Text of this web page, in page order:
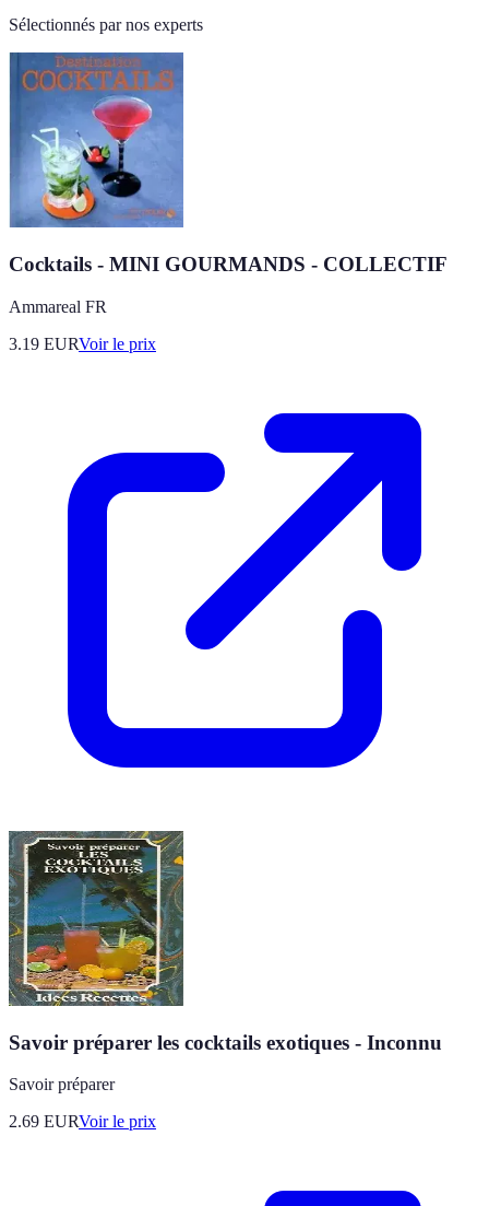
Sélectionnés par nos experts
Cocktails - MINI GOURMANDS - COLLECTIF
Ammareal FR
3.19 EURVoir le prix
Savoir préparer les cocktails exotiques - Inconnu
Savoir préparer
2.69 EURVoir le prix